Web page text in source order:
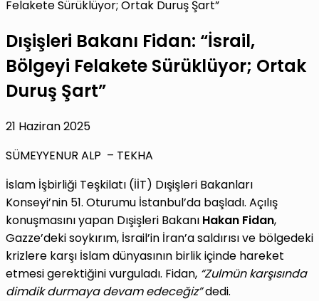
Felakete Sürüklüyor; Ortak Duruş Şart”
Dışişleri Bakanı Fidan: “İsrail,
Bölgeyi Felakete Sürüklüyor; Ortak
Duruş Şart”
21 Haziran 2025
SÜMEYYENUR ALP – TEKHA
İslam İşbirliği Teşkilatı (İİT) Dışişleri Bakanları
Konseyi’nin 51. Oturumu İstanbul’da başladı. Açılış
konuşmasını yapan Dışişleri Bakanı Hakan Fidan,
Gazze’deki soykırım, İsrail’in İran’a saldırısı ve bölgedeki
krizlere karşı İslam dünyasının birlik içinde hareket
etmesi gerektiğini vurguladı. Fidan, “Zulmün karşısında
dimdik durmaya devam edeceğiz”dedi.